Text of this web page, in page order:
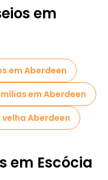
em
em Aberdeen
em Aberdeen
Aberdeen
em Escócia